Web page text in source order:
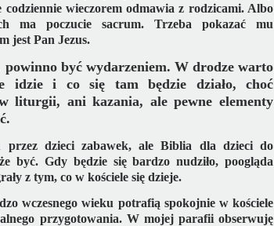
codziennie wieczorem odmawia z rodzicami. Albo
ma poczucie sacrum. Trzeba pokazać mu
jest Pan Jezus.
powinno być wydarzeniem. W drodze warto
idzie i co się tam będzie działo, choć
liturgii, ani kazania, ale pewne elementy
przez dzieci zabawek, ale Biblia dla dzieci do
być. Gdy będzie się bardzo nudziło, poogląda
z tym, co w kościele się dzieje.
wczesnego wieku potrafią spokojnie w kościele
przygotowania. W mojej parafii obserwuję